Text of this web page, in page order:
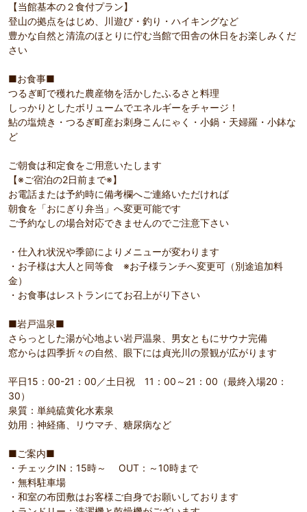
【当館基本の２食付プラン】
登山の拠点をはじめ、川遊び・釣り・ハイキングなど
豊かな自然と清流のほとりに佇む当館で田舎の休日をお楽しみくだ
さい
■お食事■
つるぎ町で穫れた農産物を活かしたふるさと料理
しっかりとしたボリュームでエネルギーをチャージ！
鮎の塩焼き・つるぎ町産お刺身こんにゃく・小鍋・天婦羅・小鉢な
ど
ご朝食は和定食をご用意いたします
【※ご宿泊の2日前まで※】
お電話または予約時に備考欄へご連絡いただければ
朝食を「おにぎり弁当」へ変更可能です
ご予約なしの場合対応できませんのでご注意下さい
・仕入れ状況や季節によりメニューが変わります
・お子様は大人と同等食 ※お子様ランチへ変更可（別途追加料
金）
・お食事はレストランにてお召上がり下さい
■岩戸温泉■
さらっとした湯が心地よい岩戸温泉、男女ともにサウナ完備
窓からは四季折々の自然、眼下には貞光川の景観が広がります
平日15：00-21：00／土日祝 11：00～21：00（最終入場20：
30）
泉質：単純硫黄化水素泉
効用：神経痛、リウマチ、糖尿病など
■ご案内■
・チェックIN：15時～ OUT：～10時まで
・無料駐車場
・和室の布団敷はお客様ご自身でお願いしております